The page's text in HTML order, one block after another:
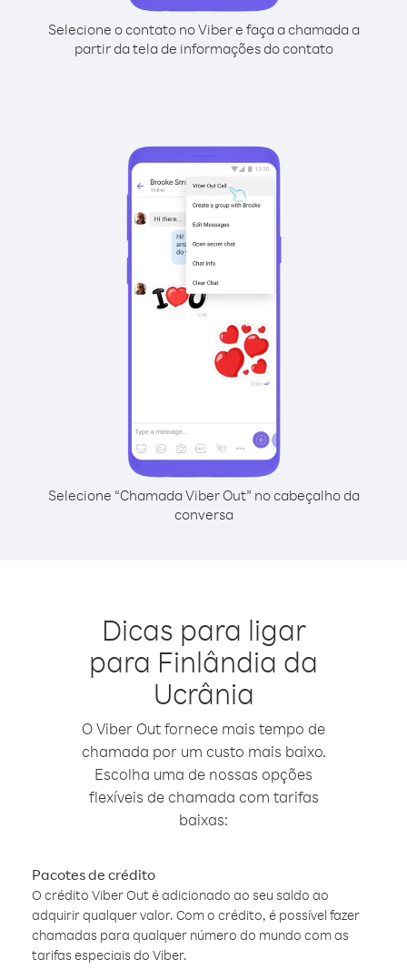
Selecione o contato no Viber e faça a chamada a
partir da tela de informações do contato
Selecione “Chamada Viber Out” no cabeçalho da
conversa
Dicas para ligar
para Finlândia da
Ucrânia
O Viber Out fornece mais tempo de
chamada por um custo mais baixo.
Escolha uma de nossas opções
flexíveis de chamada com tarifas
baixas:
Pacotes de crédito
O crédito Viber Out é adicionado ao seu saldo ao
adquirir qualquer valor. Com o crédito, é possível fazer
chamadas para qualquer número do mundo com as
tarifas especiais do Viber.